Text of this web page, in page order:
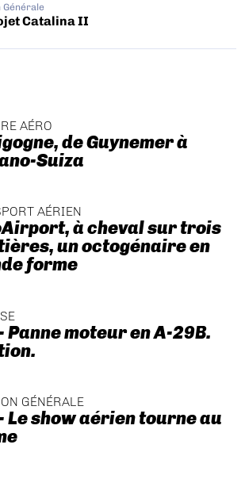
Générale
Catalina II
AÉRO
de Guynemer à
Suiza
AÉRIEN
à cheval sur trois
un octogénaire en
forme
Panne moteur en A-29B.
GÉNÉRALE
Le show aérien tourne au